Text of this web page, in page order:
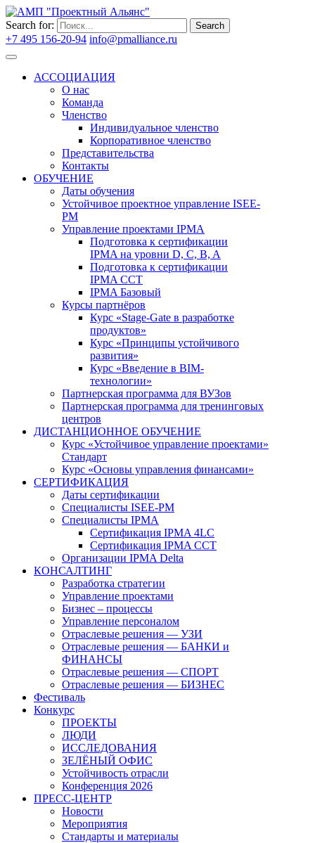
Search for: Search
+7 495 156-20-94 info@pmalliance.ru
АССОЦИАЦИЯ
О нас
Команда
Членство
Индивидуальное членство
Корпоративное членство
Представительства
Контакты
ОБУЧЕНИЕ
Даты обучения
Устойчивое проектное управление ISEE-
PM
Управление проектами IPMA
Подготовка к сертификации
IPMA на уровни D, C, B, A
Подготовка к сертификации
IPMA CCT
IPMA Базовый
Курсы партнёров
Курс «Stage-Gate в разработке
продуктов»
Курс «Принципы устойчивого
развития»
Курс «Введение в BIM-
технологии»
Партнерская программа для ВУЗов
Партнерская программа для тренинговых
центров
ДИСТАНЦИОННОЕ ОБУЧЕНИЕ
Курс «Устойчивое управление проектами»
Стандарт
Курс «Основы управления финансами»
СЕРТИФИКАЦИЯ
Даты сертификации
Специалисты ISEE-PM
Специалисты IPMA
Сертификация IPMA 4LC
Сертификация IPMA CCT
Организации IPMA Delta
КОНСАЛТИНГ
Разработка стратегии
Управление проектами
Бизнес – процессы
Управление персоналом
Отраслевые решения — УЗИ
Отраслевые решения — БАНКИ и
ФИНАНСЫ
Отраслевые решения — СПОРТ
Отраслевые решения — БИЗНЕС
Фестиваль
Конкурс
ПРОЕКТЫ
ЛЮДИ
ИССЛЕДОВАНИЯ
ЗЕЛЁНЫЙ ОФИС
Устойчивость отрасли
Конференция 2026
ПРЕСС-ЦЕНТР
Новости
Мероприятия
Стандарты и материалы